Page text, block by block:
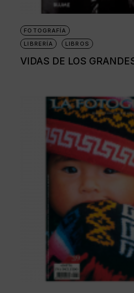
FOTOGRAFÍA
LIBRERÍA
LIBROS
VIDAS DE LOS